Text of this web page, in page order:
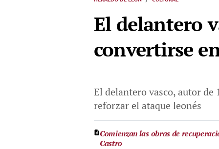
El delantero
convertirse
El delantero vasco, autor de
reforzar el ataque leonés
Comienzan las obras de
Castro